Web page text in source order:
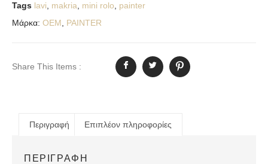
Tags lavi makria mini rolo
painter
Μάρκα: OEM PAINTER
Share This Items :
Περιγραφή Επιπλέον πληροφορίες
ΠΕΡΙΓΡΑΦΉ